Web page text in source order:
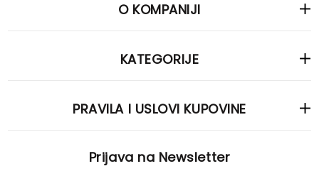
O KOMPANIJI
KATEGORIJE
PRAVILA I USLOVI KUPOVINE
Prijava na Newsletter